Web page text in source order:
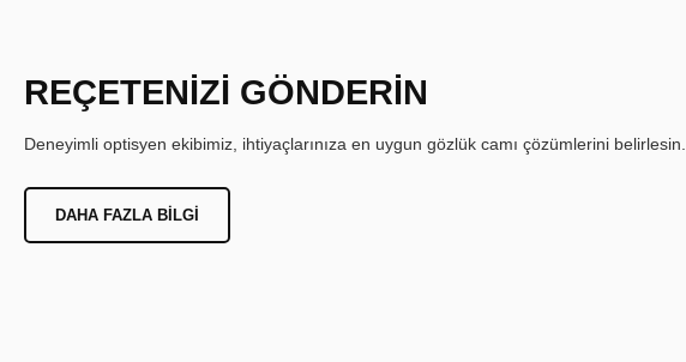
REÇETENİZİ GÖNDERİN
Deneyimli optisyen ekibimiz, ihtiyaçlarınıza en uygun gözlük camı çözümlerini belirlesin.
DAHA FAZLA BILGI